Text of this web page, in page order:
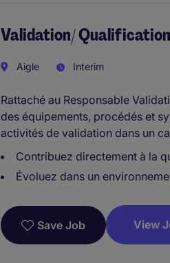
Validation/
Aigle Interim
Rattaché au Responsable
des équipements, procédés et
activités de validation dans un
Contribuez directement à la
Évoluez dans un
Save Job View